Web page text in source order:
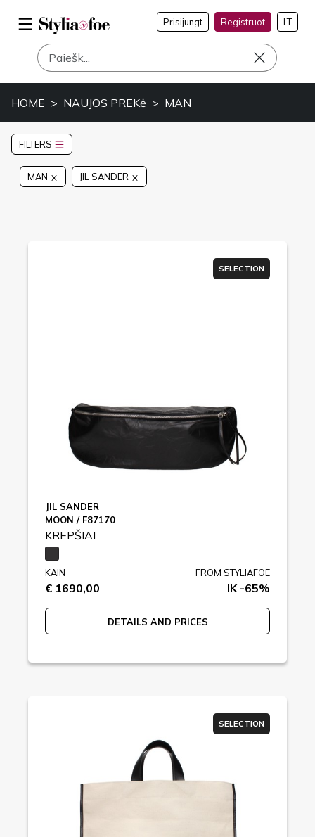
Prisijungt Registruot LT
HOME NAUJOS PREKė MAN
FILTERS
MAN JIL SANDER
SELECTION
JIL SANDER
MOON / F87170
KREPŠIAI
KAIN
€ 1690,00
FROM STYLIAFOE
IK -65%
DETAILS AND PRICES
SELECTION